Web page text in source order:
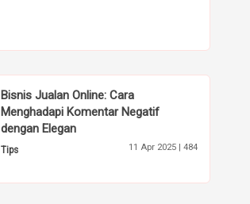
Bisnis Jualan Online: Cara
Menghadapi Komentar Negatif
dengan Elegan
Tips 11 Apr 2025 | 484